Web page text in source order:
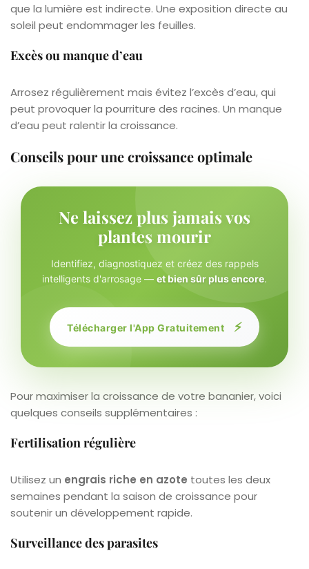
que la lumière est indirecte. Une exposition directe au
soleil peut endommager les feuilles.
Excès ou manque d’eau
Arrosez régulièrement mais évitez l’excès d’eau, qui
peut provoquer la pourriture des racines. Un manque
d’eau peut ralentir la croissance.
Conseils pour une croissance optimale
Ne laissez plus jamais vos
plantes mourir
Identifiez, diagnostiquez et créez des rappels
intelligents d'arrosage — et bien sûr plus encore.
Télécharger l'App Gratuitement ⚡
Pour maximiser la croissance de votre bananier, voici
quelques conseils supplémentaires :
Fertilisation régulière
Utilisez un engrais riche en azote toutes les deux
semaines pendant la saison de croissance pour
soutenir un développement rapide.
Surveillance des parasites